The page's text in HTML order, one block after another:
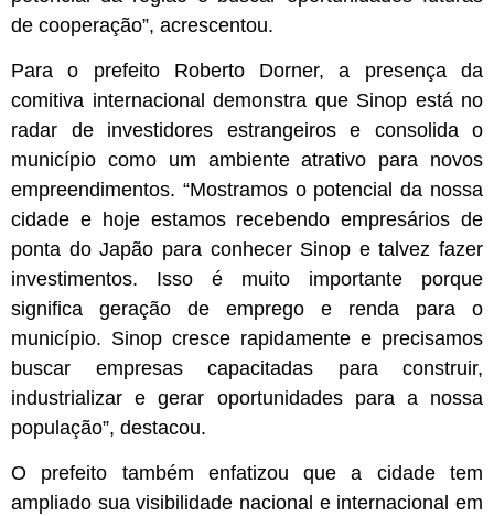
de cooperação”, acrescentou.
Para o prefeito Roberto Dorner, a presença da
comitiva internacional demonstra que Sinop está no
radar de investidores estrangeiros e consolida o
município como um ambiente atrativo para novos
empreendimentos. “Mostramos o potencial da nossa
cidade e hoje estamos recebendo empresários de
ponta do Japão para conhecer Sinop e talvez fazer
investimentos. Isso é muito importante porque
significa geração de emprego e renda para o
município. Sinop cresce rapidamente e precisamos
buscar empresas capacitadas para construir,
industrializar e gerar oportunidades para a nossa
população”, destacou.
O prefeito também enfatizou que a cidade tem
ampliado sua visibilidade nacional e internacional em